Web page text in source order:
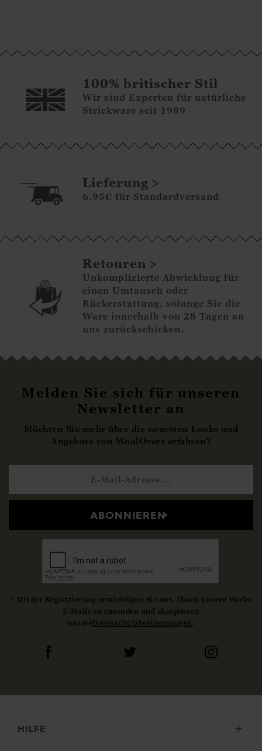
100% britischer Stil
Wir sind Experten für natürliche
Strickware seit 1989
Lieferung
6.95€ für Standardversand
Retouren
Unkomplizierte Abwicklung für
einen Umtausch oder
Rückerstattung, solange Sie die
Ware innerhalb von 28 Tagen an
uns zurückschicken.
Melden Sie sich für unseren
Newsletter an
Möchten Sie mehr über die neuesten Looks und
Angebote von WoolOvers erfahren?
ABONNIEREN
* Mit der Registrierung ermächtigen Sie uns, Ihnen unsere Werbe
E-Mails zu zusenden und akzeptieren
unsereDatenschutzbestimmungen .
HILFE